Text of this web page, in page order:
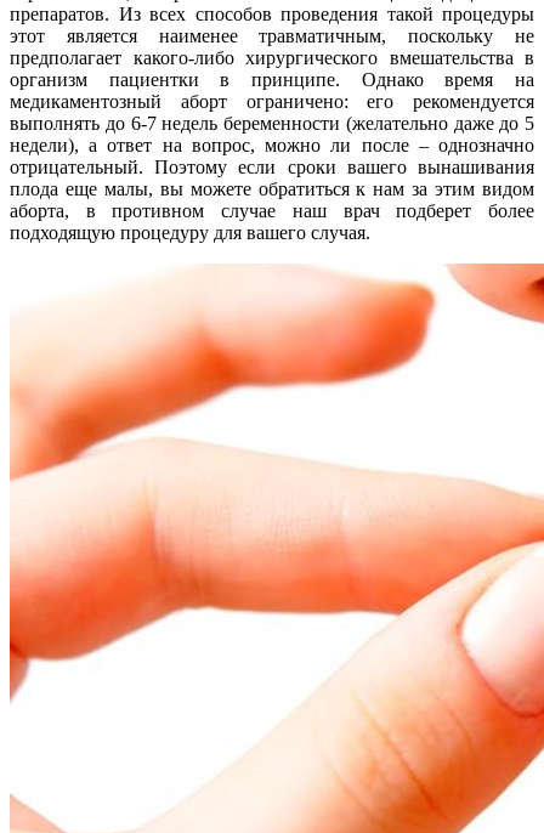
препаратов. Из всех способов проведения такой процедуры
этот является наименее травматичным, поскольку не
предполагает какого-либо хирургического вмешательства в
организм пациентки в принципе. Однако время на
медикаментозный аборт ограничено: его рекомендуется
выполнять до 6-7 недель беременности (желательно даже до 5
недели), а ответ на вопрос, можно ли после – однозначно
отрицательный. Поэтому если сроки вашего вынашивания
плода еще малы, вы можете обратиться к нам за этим видом
аборта, в противном случае наш врач подберет более
подходящую процедуру для вашего случая.